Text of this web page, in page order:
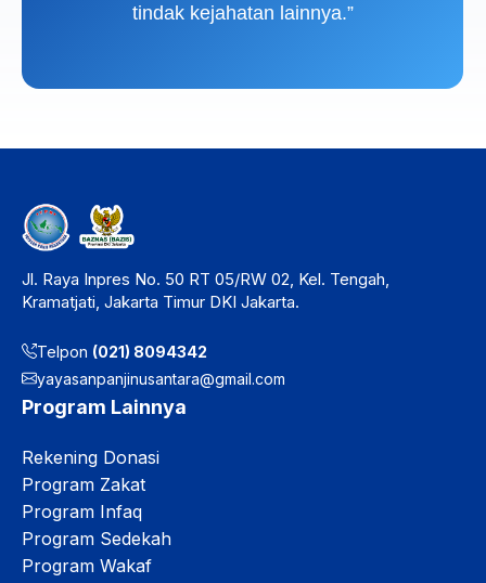
tindak kejahatan lainnya.”
Jl. Raya Inpres No. 50 RT 05/RW 02, Kel. Tengah,
Kramatjati, Jakarta Timur DKI Jakarta.
Telpon (021) 8094342
yayasanpanjinusantara@gmail.com
Program Lainnya
Rekening Donasi
Program Zakat
Program Infaq
Program Sedekah
Program Wakaf